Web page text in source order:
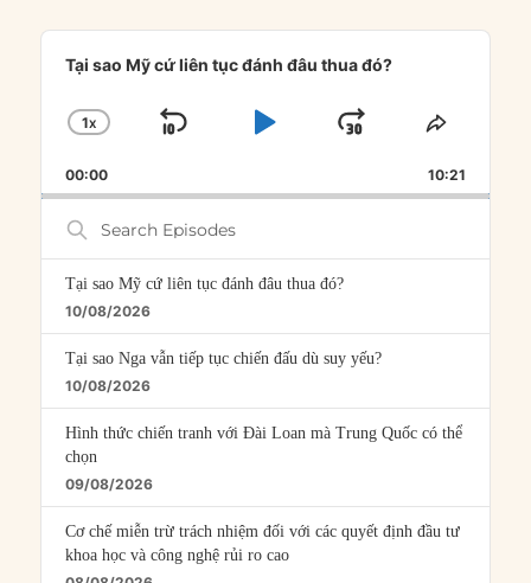
Audio
Player
Tại sao Mỹ cứ liên tục đánh đâu thua đó?
CHANGE
RATE
1X
SKIP
PLAYJUMP
FORWARD
SHARE
00:00 10:21
Search
Episodes
Tại sao Mỹ cứ liên tục đánh đâu thua đó?
10/08/2026
Tại sao Nga vẫn tiếp tục chiến đấu dù suy yếu?
10/08/2026
Hình thức chiến tranh với Đài Loan mà Trung Quốc có thể
chọn
09/08/2026
Cơ chế miễn trừ trách nhiệm đối với các quyết định đầu tư
khoa học và công nghệ rủi ro cao